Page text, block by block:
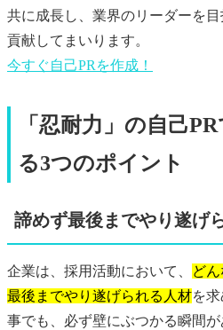
共に成長し、業界のリーダーを目
貢献してまいります。
今すぐ自己PR を作成！
「忍耐力」の自己
る3つのポイント
諦めず最後までやり遂げ
企業は、採用活動において、
ど
最後までやり遂げられる人材を
事でも、必ず壁にぶつかる瞬間